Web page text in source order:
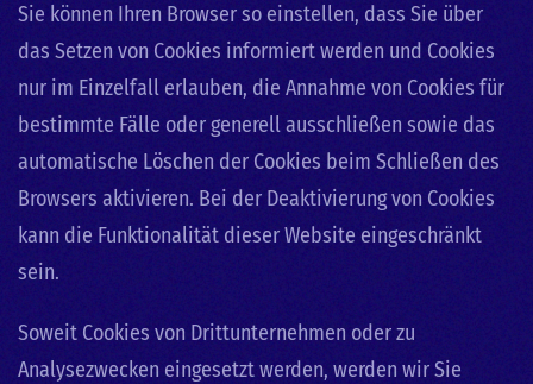
Sie können Ihren Browser so einstellen, dass Sie über
das Setzen von Cookies informiert werden und Cookies
nur im Einzelfall erlauben, die Annahme von Cookies für
bestimmte Fälle oder generell ausschließen sowie das
automatische Löschen der Cookies beim Schließen des
Browsers aktivieren. Bei der Deaktivierung von Cookies
kann die Funktionalität dieser Website eingeschränkt
sein.
Soweit Cookies von Drittunternehmen oder zu
Analysezwecken eingesetzt werden, werden wir Sie